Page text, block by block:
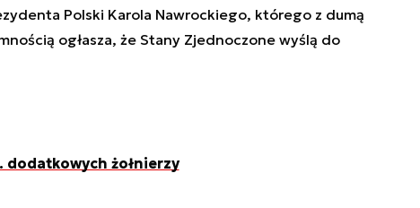
Polski Karola Nawrockiego, którego z dumą
ogłasza, że Stany Zjednoczone wyślą do
dodatkowych żołnierzy